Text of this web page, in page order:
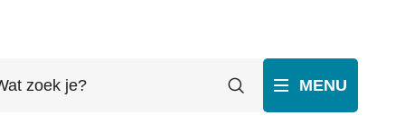
Zoeken MENU